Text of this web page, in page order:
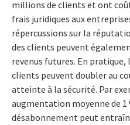
millions de clients et ont
frais juridiques aux
répercussions sur la
des clients peuvent
revenus futures. En pratique,
clients peuvent doubler au
atteinte à la sécurité. Par
augmentation moyenne de 1
désabonnement peut